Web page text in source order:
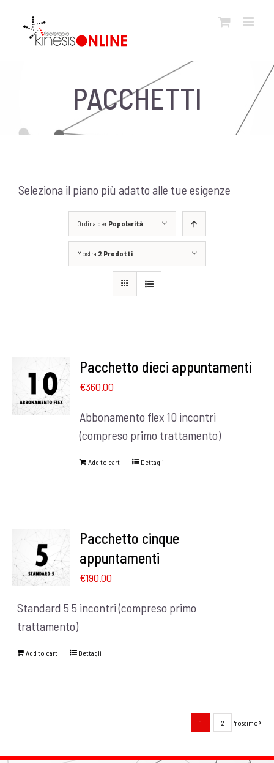
contenuto
PACCHETTI
Seleziona il piano più adatto alle tue esigenze
Ordina per Popolarità
Mostra 2 Prodotti
Pacchetto dieci appuntamenti
€360.00
Abbonamento flex 10 incontri
(compreso primo trattamento)
Add to cart Dettagli
Pacchetto cinque
appuntamenti
€190.00
Standard 5 5 incontri (compreso primo
trattamento)
Add to cart Dettagli
1 2 Prossimo